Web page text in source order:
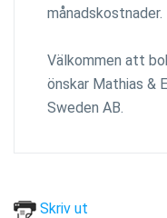
månadskostnader.
Välkommen att
önskar Mathias &
Sweden AB.
Skriv ut